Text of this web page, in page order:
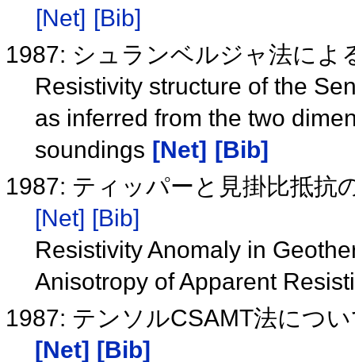
[Net] [Bib]
1987: シュランベルジャ法によ
Resistivity structure of the
as inferred from the two
soundings [Net] [Bib]
1987: ティッパーと見掛比抵抗
[Net] [Bib]
Resistivity Anomaly in
Anisotropy of Apparent
1987: テンソルCSAMT法につ
[Net] [Bib]